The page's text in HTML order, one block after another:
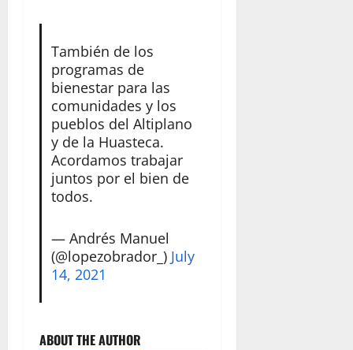
También de los
programas de
bienestar para las
comunidades y los
pueblos del Altiplano
y de la Huasteca.
Acordamos trabajar
juntos por el bien de
todos.
— Andrés Manuel
(@lopezobrador_) July
14, 2021
ABOUT THE AUTHOR